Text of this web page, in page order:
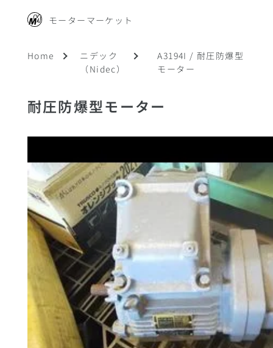
モーターマーケット
Home
ニデック
（Nidec）
A3194I / 耐圧防爆型
モーター
耐圧防爆型モーター